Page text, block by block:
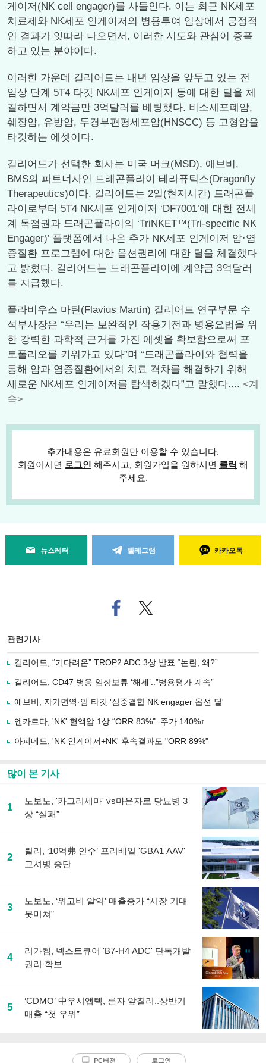
게이저(NK cell engager)를 사들인다. 이는 최근 NK세포
치료제와 NK세포 인게이저의 병용투여 임상에서 긍정적
인 결과가 잇따라 나오면서, 이러한 시도와 관심이 증폭
하고 있는 분야이다.
이러한 가운데 길리어드는 내년 임상을 앞두고 있는 전
임상 단계 5T4 타깃 NK세포 인게이저 등에 대한 딜을 체
결하면서 계약금만 3억달러를 베팅했다. 비소세포폐암,
췌장암, 유방암, 두경부편평세포암(HNSCC) 등 고형암을
타깃하는 에셋이다.
길리어드가 선택한 회사는 미국 머크(MSD), 애브비,
BMS의 파트너사인 드래곤플라이 테라퓨틱스(Dragonfly
Therapeutics)이다. 길리어드는 2일(현지시간) 드래곤플
라이로부터 5T4 NK세포 인게이저 ‘DF7001’에 대한 전세
계 독점권과 드래곤플라이의 ‘TriNKET™(Tri-specific NK
Engager)’ 플랫폼에서 나온 추가 NK세포 인게이저 암·염
증질환 프로그램에 대한 옵션권리에 대한 딜을 체결했다
고 밝혔다. 길리어드는 드래곤플라이에 계약금 3억달러
를 지급했다.
플라비우스 마틴(Flavius Martin) 길리어드 연구부문 수
석부사장은 “우리는 보완적인 작용기전과 병용요법을 위
한 강력한 과학적 근거를 가진 에셋을 확보함으로써 포
토폴리오를 키워가고 있다”며 “드래곤플라이와 협력을
통해 암과 염증질환에서의 치료 격차를 해결하기 위해
새로운 NK세포 인게이저를 탐색하겠다”고 말했다.... <계
속>
추가내용은 유료회원만 이용할 수 있습니다.
회원이시면 로그인 해주시고, 회원가입을 원하시면 클릭 해
주세요.
뉴스레터 텔레그램 카카오톡
페
이
로
사
유
기
트위
터로
관련기사
길리어드, “기다려온” TROP2 ADC 3상 발표 “논란, 왜?”
길리어드, CD47 병용 임상보류 ‘해제’..”병용평가 계속”
애브비, 자가면역·암 타깃 '삼중결합 NK engager 옵션 딜'
엔카르타, 'NK' 혈액암 1상 “ORR 83%"..주가 140%↑
아피메드, 'NK 인게이저+NK' 후속결과도 "ORR 89%"
많이 본 기사
1
노보노, '카그리세마' vs마운자로 당뇨병 3
상 “실패”
2
릴리, ‘10억弗 인수’ 프리베일 'GBA1 AAV'
고셔병 중단
3
노보노, ‘위고비 알약’ 매출증가 “시장 기대
못미쳐”
4
리가켐, 넥스트큐어 'B7-H4 ADC' 단독개발
권리 확보
5
‘CDMO’ 中우시앱텍, 론자 앞질러..상반기
매출 “첫 우위”
PC버전 로그인